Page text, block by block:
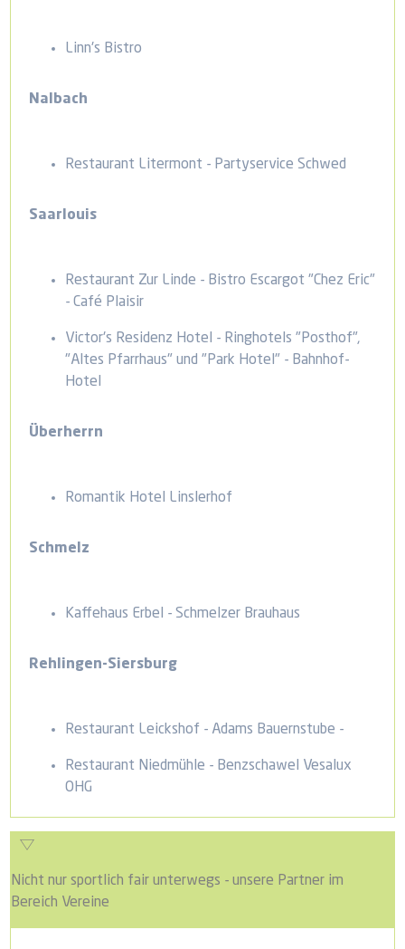
Linn's Bistro
Nalbach
Restaurant Litermont - Partyservice Schwed
Saarlouis
Restaurant Zur Linde - Bistro Escargot "Chez Eric"
- Café Plaisir
Victor's Residenz Hotel - Ringhotels "Posthof",
"Altes Pfarrhaus" und "Park Hotel" - Bahnhof-
Hotel
Überherrn
Romantik Hotel Linslerhof
Schmelz
Kaffehaus Erbel - Schmelzer Brauhaus
Rehlingen-Siersburg
Restaurant Leickshof - Adams Bauernstube -
Restaurant Niedmühle - Benzschawel Vesalux
OHG
Nicht nur sportlich fair unterwegs - unsere Partner im
Bereich Vereine